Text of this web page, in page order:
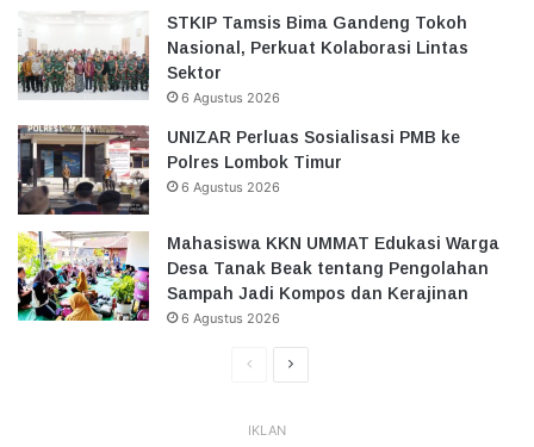
STKIP Tamsis Bima Gandeng Tokoh
Nasional, Perkuat Kolaborasi Lintas
Sektor
6 Agustus 2026
UNIZAR Perluas Sosialisasi PMB ke
Polres Lombok Timur
6 Agustus 2026
Mahasiswa KKN UMMAT Edukasi Warga
Desa Tanak Beak tentang Pengolahan
Sampah Jadi Kompos dan Kerajinan
6 Agustus 2026
HalamanHalaman
IKLAN